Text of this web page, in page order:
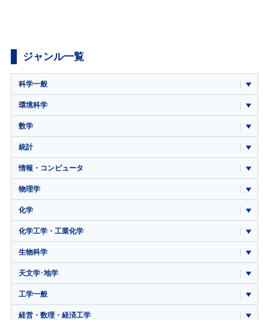
ジャンル一覧
科学一般
環境科学
数学
統計
情報・コンピュータ
物理学
化学
化学工学・工業化学
生物科学
天文学･地学
工学一般
経営・数理・経済工学